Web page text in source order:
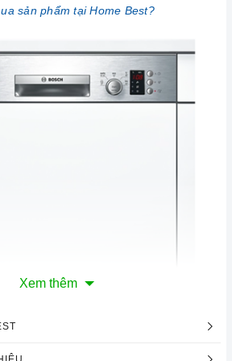
sản phẩm tại Home Best?
Xem thêm